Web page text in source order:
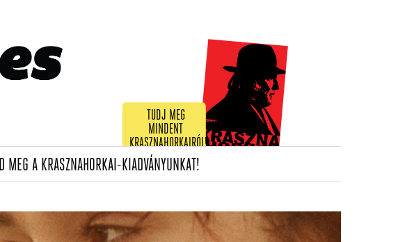
TUDJ MEG
MINDENT
KRASZNAHORKAIRÓL!
MEG A KRASZNAHORKAI-KIADVÁNYUNKAT!(CURRENT)